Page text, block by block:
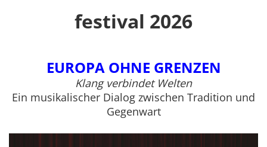
festival 2026
EUROPA OHNE GRENZEN
Klang verbindet Welten
Ein musikalischer Dialog zwischen Tradition und
Gegenwart